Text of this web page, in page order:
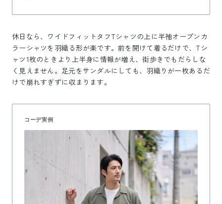
休日なら、ワイドフィットタフTシャツの上に半袖オープンカ
ラーシャツを羽織る形が楽です。前を開けて着るだけで、Tシ
ャツ1枚のときより上半身に情報が増え、街歩きでもだらしな
く見えません。足元をサンダルにしても、羽織りが一枚あるだ
けで崩れすぎずに収まります。
コーデ実例